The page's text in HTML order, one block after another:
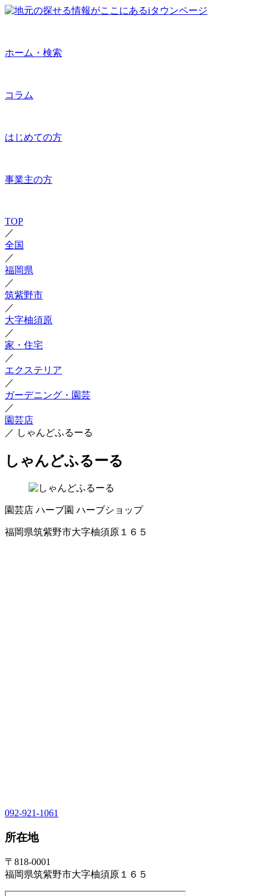
ホーム・検索
コラム
はじめての方
事業主の方
TOP
／
全国
／
福岡県
／
筑紫野市
／
大字柚須原
／
家・住宅
／
エクステリア
／
ガーデニング・園芸
／
園芸店
／ しゃんどふるーる
しゃんどふるーる
園芸店 ハーブ園 ハーブショップ
福岡県筑紫野市大字柚須原１６５
092-921-1061
所在地
〒818-0001
福岡県筑紫野市大字柚須原１６５